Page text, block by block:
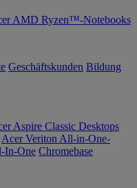
AMD Ryzen™-Notebooks
Geschäftskunden Bildung
Aspire Classic Desktops
Acer Veriton All-in-One-
In-One Chromebase